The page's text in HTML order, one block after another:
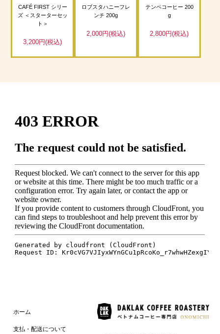
CAFÉ FIRST シリー
ズ ＜スターターセッ
ト＞
3,200円(税込)
ロブスタハニーフレ
ンチ 200g
2,000円(税込)
テンペコーヒー 200
g
2,800円(税込)
ホーム
支払・配送について